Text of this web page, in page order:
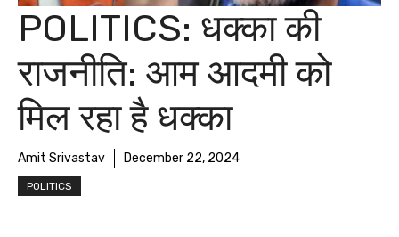
POLITICS: धक्का की
राजनीति: आम आदमी को
मिल रहा है धक्का
Amit Srivastav December 22, 2024
POLITICS